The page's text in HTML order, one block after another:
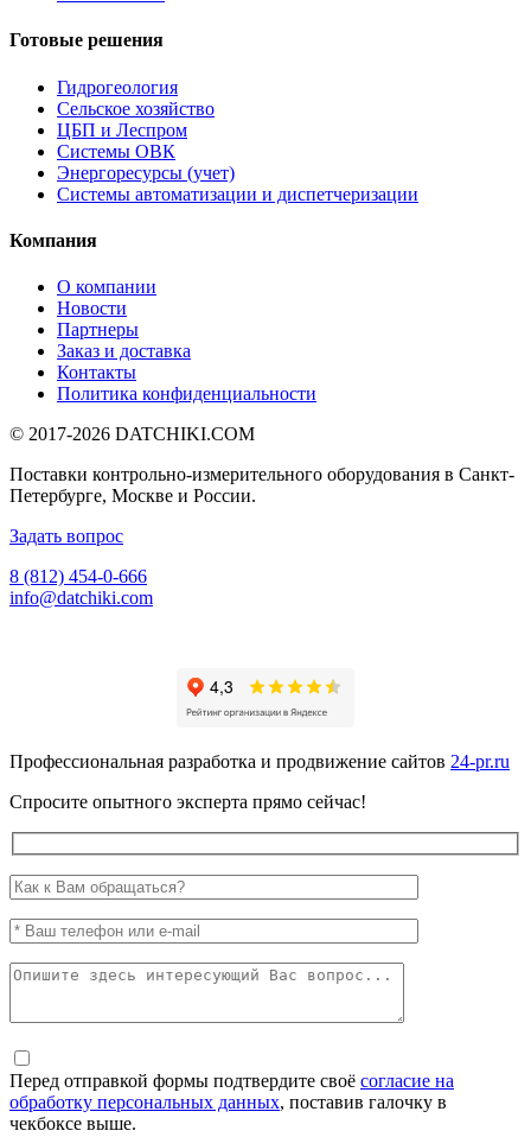
Готовые решения
Гидрогеология
Сельское хозяйство
ЦБП и Леспром
Системы ОВК
Энергоресурсы (учет)
Системы автоматизации и диспетчеризации
Компания
О компании
Новости
Партнеры
Заказ и доставка
Контакты
Политика конфиденциальности
© 2017-2026 DATCHIKI.COM
Поставки контрольно-измерительного оборудования в Санкт-
Петербурге, Москве и России.
Задать вопрос
8 (812) 454-0-666
info@datchiki.com
Профессиональная разработка и продвижение сайтов 24-pr.ru
Спросите опытного эксперта прямо сейчас!
Перед отправкой формы подтвердите своё согласие на
обработку персональных данных, поставив галочку в
чекбоксе выше.